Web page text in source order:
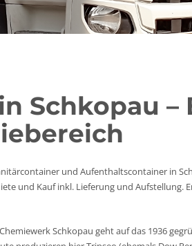
Schkopau –
und Aufenthaltscontainer in
und Kauf inkl. Lieferung und Aufstellung.
Schkopau geht auf das 1936